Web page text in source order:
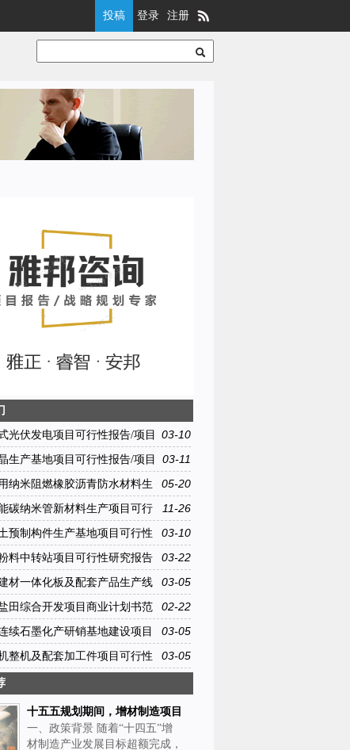
投稿 登录 注册
03-10
光伏发电项目可行性报告/项目
文大纲
03-11
生产基地项目可行性报告/项目
文大纲
05-20
纳米阻燃橡胶沥青防水材料生
行性研究报告模板范文
11-26
碳纳米管新材料生产项目可行
告模板范文
03-10
预制构件生产基地项目可行性
建议书范文大纲
03-22
料中转站项目可行性研究报告
03-05
材一体化板及配套产品生产线
可行性研究报告范文
02-22
田综合开发项目商业计划书范
03-05
续石墨化产研销基地建设项目
究报告范文
03-05
整机及配套加工件项目可行性
文
十五五规划期间，增材制造项目
投资筹划指南：立项、融资与补
贴申请一站式解读
一、政策背景 随着“十四五”增
材制造产业发展目标超额完成，